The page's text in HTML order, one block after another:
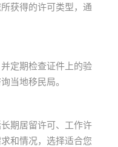
获得的许可类型，通
定期检查证件上的验
当地移民局。
期居留许可、工作许
和情况，选择适合您